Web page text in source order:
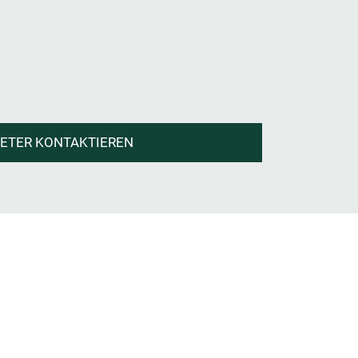
KONTAKTIEREN